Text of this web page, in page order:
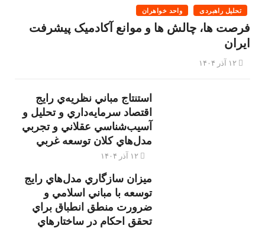
تحلیل راهبردی واحد خواهران
فرصت ها، چالش ها و موانع آکادمیک پیشرفت
ایران
استنتاج مباني نظريه‌ي رايج
اقتصاد سرمايه‌داري و تحليل و
آسيب‌شناسي عقلاني و تجربي
مدل‌هاي كلان توسعه غربي
۱۲ آذر ۱۴۰۴
ميزان سازگاري مدل‌هاي رايج
توسعه با مباني اسلامي و
ضرورت منطق انطباق براي
تحقق احكام در ساختارهاي